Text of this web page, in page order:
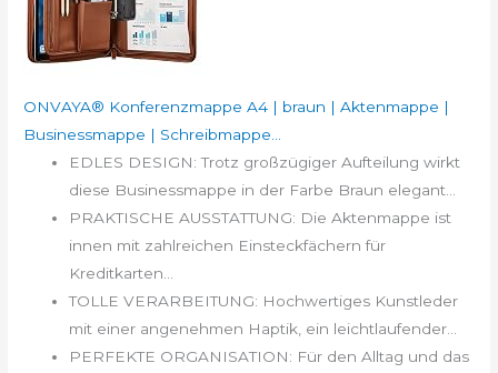
ONVAYA® Konferenzmappe A4 | braun | Aktenmappe |
Businessmappe | Schreibmappe...
EDLES DESIGN: Trotz großzügiger Aufteilung wirkt
diese Businessmappe in der Farbe Braun elegant...
PRAKTISCHE AUSSTATTUNG: Die Aktenmappe ist
innen mit zahlreichen Einsteckfächern für
Kreditkarten...
TOLLE VERARBEITUNG: Hochwertiges Kunstleder
mit einer angenehmen Haptik, ein leichtlaufender...
PERFEKTE ORGANISATION: Für den Alltag und das